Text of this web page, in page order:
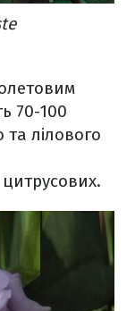
70-100
та лілового